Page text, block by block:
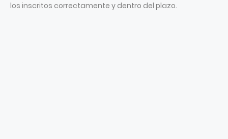
los inscritos correctamente y dentro del plazo.